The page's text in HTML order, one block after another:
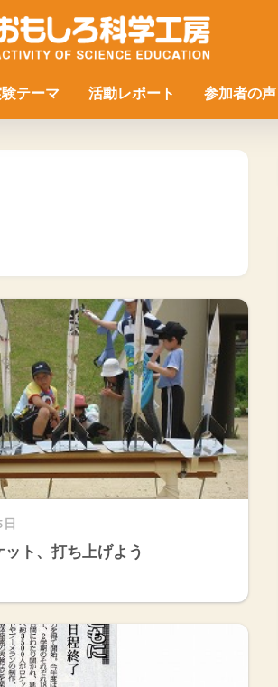
テーマ 活動レポート 参加者の声
ト、打ち上げよう